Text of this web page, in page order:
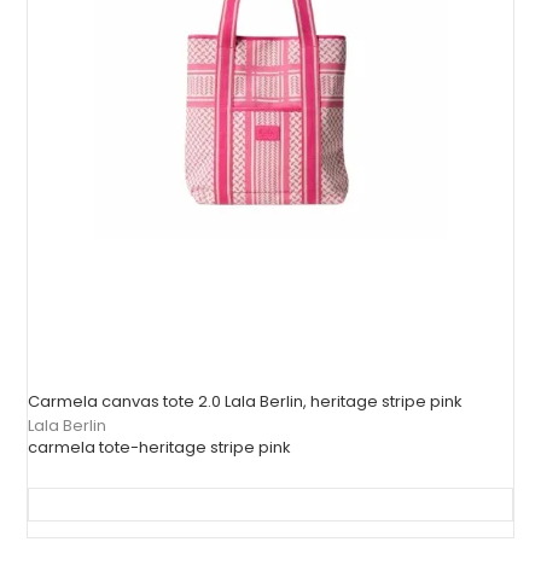
Carmela canvas tote 2.0 Lala Berlin, heritage stripe pink
Lala Berlin
carmela tote-heritage stripe pink